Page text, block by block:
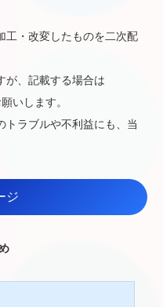
工・改変したものを二次配
が、記載する場合は
いします。
トラブルや不利益にも、当
ジ